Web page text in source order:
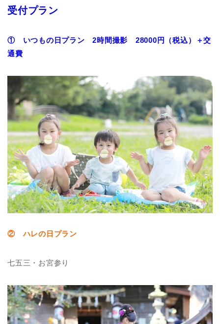
受付プラン
① いつもの日プラン 2時間撮影 28000円（税込）＋交
通費
② ハレの日プラン
七五三・お宮参り